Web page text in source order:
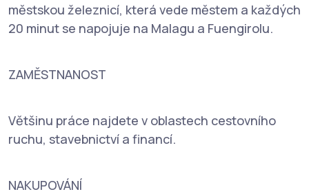
městskou železnicí, která vede městem a každých
20 minut se napojuje na Malagu a Fuengirolu.
ZAMĚSTNANOST
Většinu práce najdete v oblastech cestovního
ruchu, stavebnictví a financí.
NAKUPOVÁNÍ